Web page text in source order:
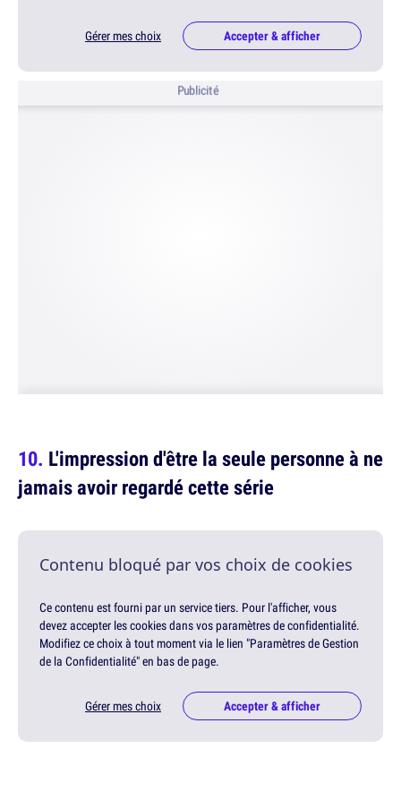
Gérer mes choix Accepter & afficher
Publicité
L'impression d'être la seule personne à ne
jamais avoir regardé cette série
Contenu bloqué par vos choix de cookies
Ce contenu est fourni par un service tiers. Pour l'afficher, vous
devez accepter les cookies dans vos paramètres de confidentialité.
Modifiez ce choix à tout moment via le lien "Paramètres de Gestion
de la Confidentialité" en bas de page.
Gérer mes choix Accepter & afficher